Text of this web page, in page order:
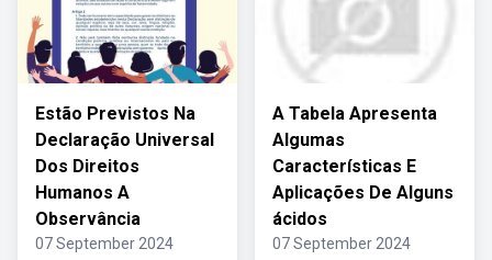
Estão Previstos Na
Declaração Universal
Dos Direitos
Humanos A
Observância
07 September 2024
A Tabela Apresenta
Algumas
Características E
Aplicações De Alguns
ácidos
07 September 2024